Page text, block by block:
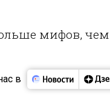
мифов, чем
в